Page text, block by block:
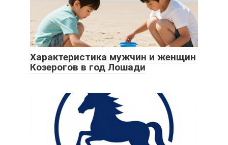
Характеристика мужчин и женщин
Козерогов в год Лошади